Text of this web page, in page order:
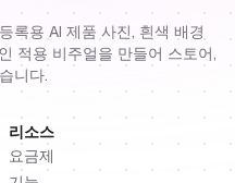
록용 AI 제품 사진, 흰색 배경
적용 비주얼을 만들어 스토어,
니다.
리소스
요금제